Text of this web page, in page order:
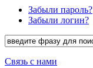
Забыли пароль?
Забыли логин?
Связь с нами